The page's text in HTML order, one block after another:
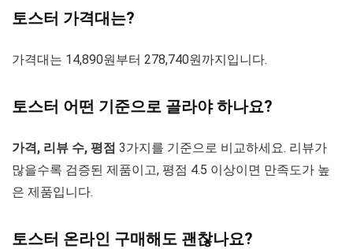
토스터 가격대는?
가격대는 14,890원부터 278,740원까지입니다.
토스터 어떤 기준으로 골라야 하나요?
가격, 리뷰 수, 평점 3가지를 기준으로 비교하세요. 리뷰가
많을수록 검증된 제품이고, 평점 4.5 이상이면 만족도가 높
은 제품입니다.
토스터 온라인 구매해도 괜찮나요?